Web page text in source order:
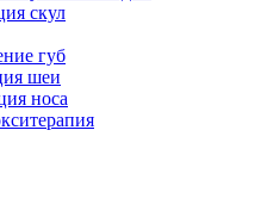
скул
губ
шеи
носа